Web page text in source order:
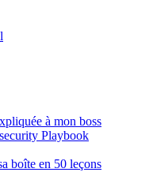
à mon boss
Playbook
boîte en 50 leçons